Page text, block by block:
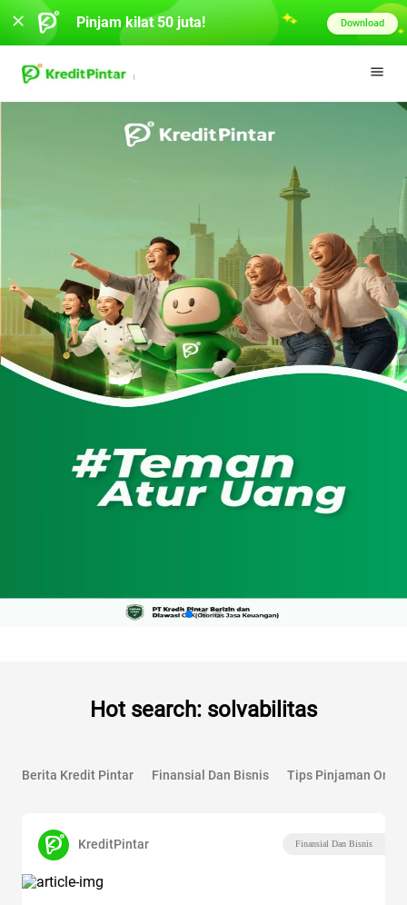
Hot search: solvabilitas
Berita Kredit Pintar Finansial Dan Bisnis Tips Pinjaman
KreditPintar Finansial Dan Bisnis
Pinjam kilat 50 juta! Download